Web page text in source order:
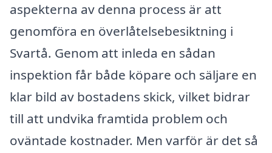
aspekterna av denna process är att
genomföra en överlåtelsebesiktning i
Svartå. Genom att inleda en sådan
inspektion får både köpare och säljare en
klar bild av bostadens skick, vilket bidrar
till att undvika framtida problem och
oväntade kostnader. Men varför är det så